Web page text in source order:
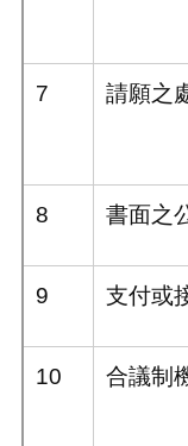
7 請願之
8 書面之
9 支付或
10 合議制